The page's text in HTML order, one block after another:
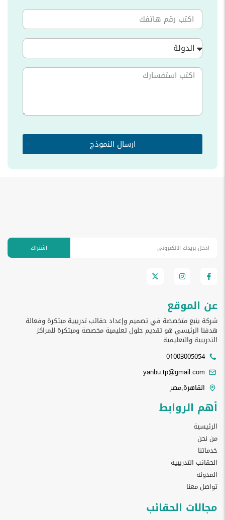
الدولة
ارسال النموذج
اشتراك
عن الموقع
شركة ينبع متخصصة في تصميم وإعداد حقائب تدريبية مبتكرة وفعالة
هدفنا الرئيسي هو تقديم حلول تعليمية مخصصة ومبتكرة للمراكز
التدريبية والتعليمية
01003005054
yanbu.tp@gmail.com
القاهرة,مصر
أهم الروابط
الرئيسية
من نحن
خدماتنا
الحقائب التدريبية
المدونة
تواصل معنا
مجالات الحقائب